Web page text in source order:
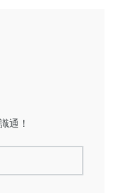
通！